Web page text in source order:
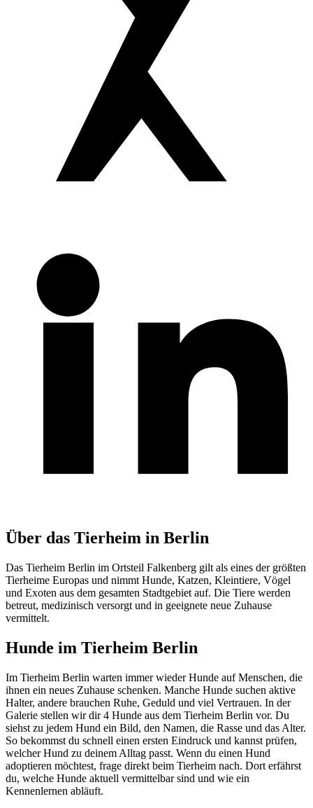
Über das Tierheim in Berlin
Das Tierheim Berlin im Ortsteil Falkenberg gilt als eines der größten
Tierheime Europas und nimmt Hunde, Katzen, Kleintiere, Vögel
und Exoten aus dem gesamten Stadtgebiet auf. Die Tiere werden
betreut, medizinisch versorgt und in geeignete neue Zuhause
vermittelt.
Hunde im Tierheim Berlin
Im Tierheim Berlin warten immer wieder Hunde auf Menschen, die
ihnen ein neues Zuhause schenken. Manche Hunde suchen aktive
Halter, andere brauchen Ruhe, Geduld und viel Vertrauen. In der
Galerie stellen wir dir 4 Hunde aus dem Tierheim Berlin vor. Du
siehst zu jedem Hund ein Bild, den Namen, die Rasse und das Alter.
So bekommst du schnell einen ersten Eindruck und kannst prüfen,
welcher Hund zu deinem Alltag passt. Wenn du einen Hund
adoptieren möchtest, frage direkt beim Tierheim nach. Dort erfährst
du, welche Hunde aktuell vermittelbar sind und wie ein
Kennenlernen abläuft.